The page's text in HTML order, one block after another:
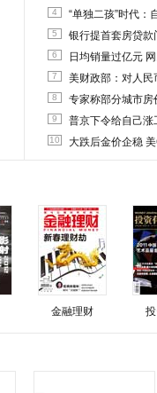
4 “单独二孩”时代：
5 银行提首套房贷
6 日均销量过亿元
7 美财政部：对人
8 专家称部分城市房
9 普京下令给自己
10 大跌后金价企稳
金融理财